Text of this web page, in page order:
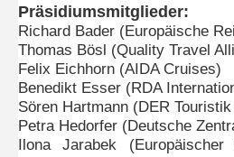
Präsidiumsmitglieder:
Richard Bader (Europäische
Thomas Bösl (Quality Travel
Felix Eichhorn (AIDA Cruises)
Benedikt Esser (RDA
Sören Hartmann (DER
Petra Hedorfer (Deutsche
Ilona Jarabek (Europäischer